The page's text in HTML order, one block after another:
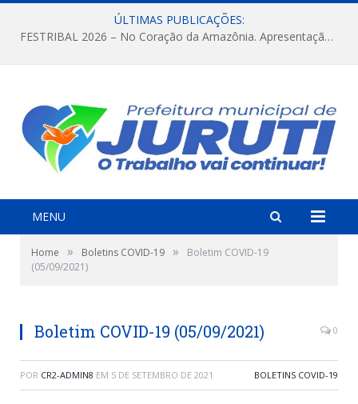
ÚLTIMAS PUBLICAÇÕES:
FESTRIBAL 2026 – No Coração da Amazônia. Apresentação da Munduruku.
MENU
Home » Boletins COVID-19 »
Boletim COVID-19
(05/09/2021)
Boletim COVID-19 (05/09/2021) 0
POR CR2-ADMIN8 EM 5 DE SETEMBRO DE 2021 BOLETINS COVID-19